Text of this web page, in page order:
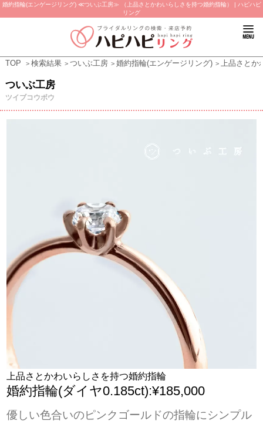
婚約指輪(エンゲージリング) ≪ついぶ工房≫ （上品さとかわいらしさを持つ婚約指輪） | ハピハピ
リング
TOP 検索結果 ついぶ工房 婚約指輪(エンゲージリング) 上品さとか
ついぶ工房
ツイブコウボウ
上品さとかわいらしさを持つ婚約指輪
婚約指輪(ダイヤ0.185ct):¥185,000
優しい色合いのピンクゴールドの指輪にシンプル